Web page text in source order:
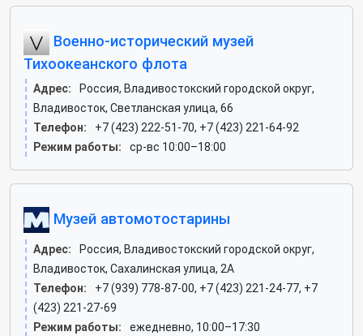
Военно-исторический музей
Тихоокеанского флота
Адрес:
Россия, Владивостокский городской округ,
Владивосток, Светланская улица, 66
Телефон:
+7 (423) 222-51-70, +7 (423) 221-64-92
Режим работы:
ср-вс 10:00–18:00
Музей автомотостарины
Адрес:
Россия, Владивостокский городской округ,
Владивосток, Сахалинская улица, 2А
Телефон:
+7 (939) 778-87-00, +7 (423) 221-24-77, +7
(423) 221-27-69
Режим работы:
ежедневно, 10:00–17:30